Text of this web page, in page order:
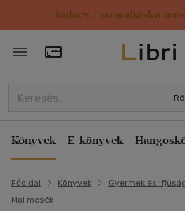
Kulacs / strandtáska
Törzsvásárlói Kártya
Könyvek E-könyvek
Főoldal Könyvek Gyermek és
Mai mesék